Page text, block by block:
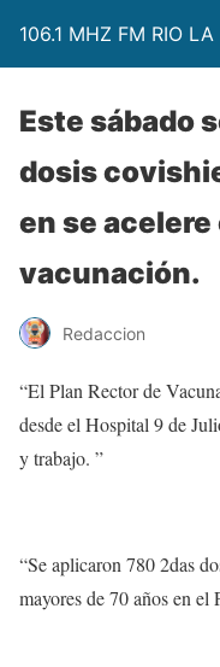
106.1 MHZ FM RIO LA
Este sábado
dosis
en se
vacunación.
Redaccion
“El Plan Rector de
desde el Hospital 9 de
y trabajo. ”
“Se aplicaron 780 2das
mayores de 70 años en el